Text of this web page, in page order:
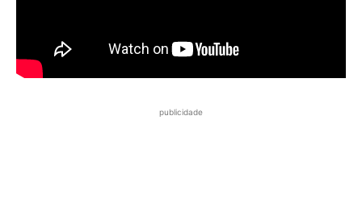
publicidade